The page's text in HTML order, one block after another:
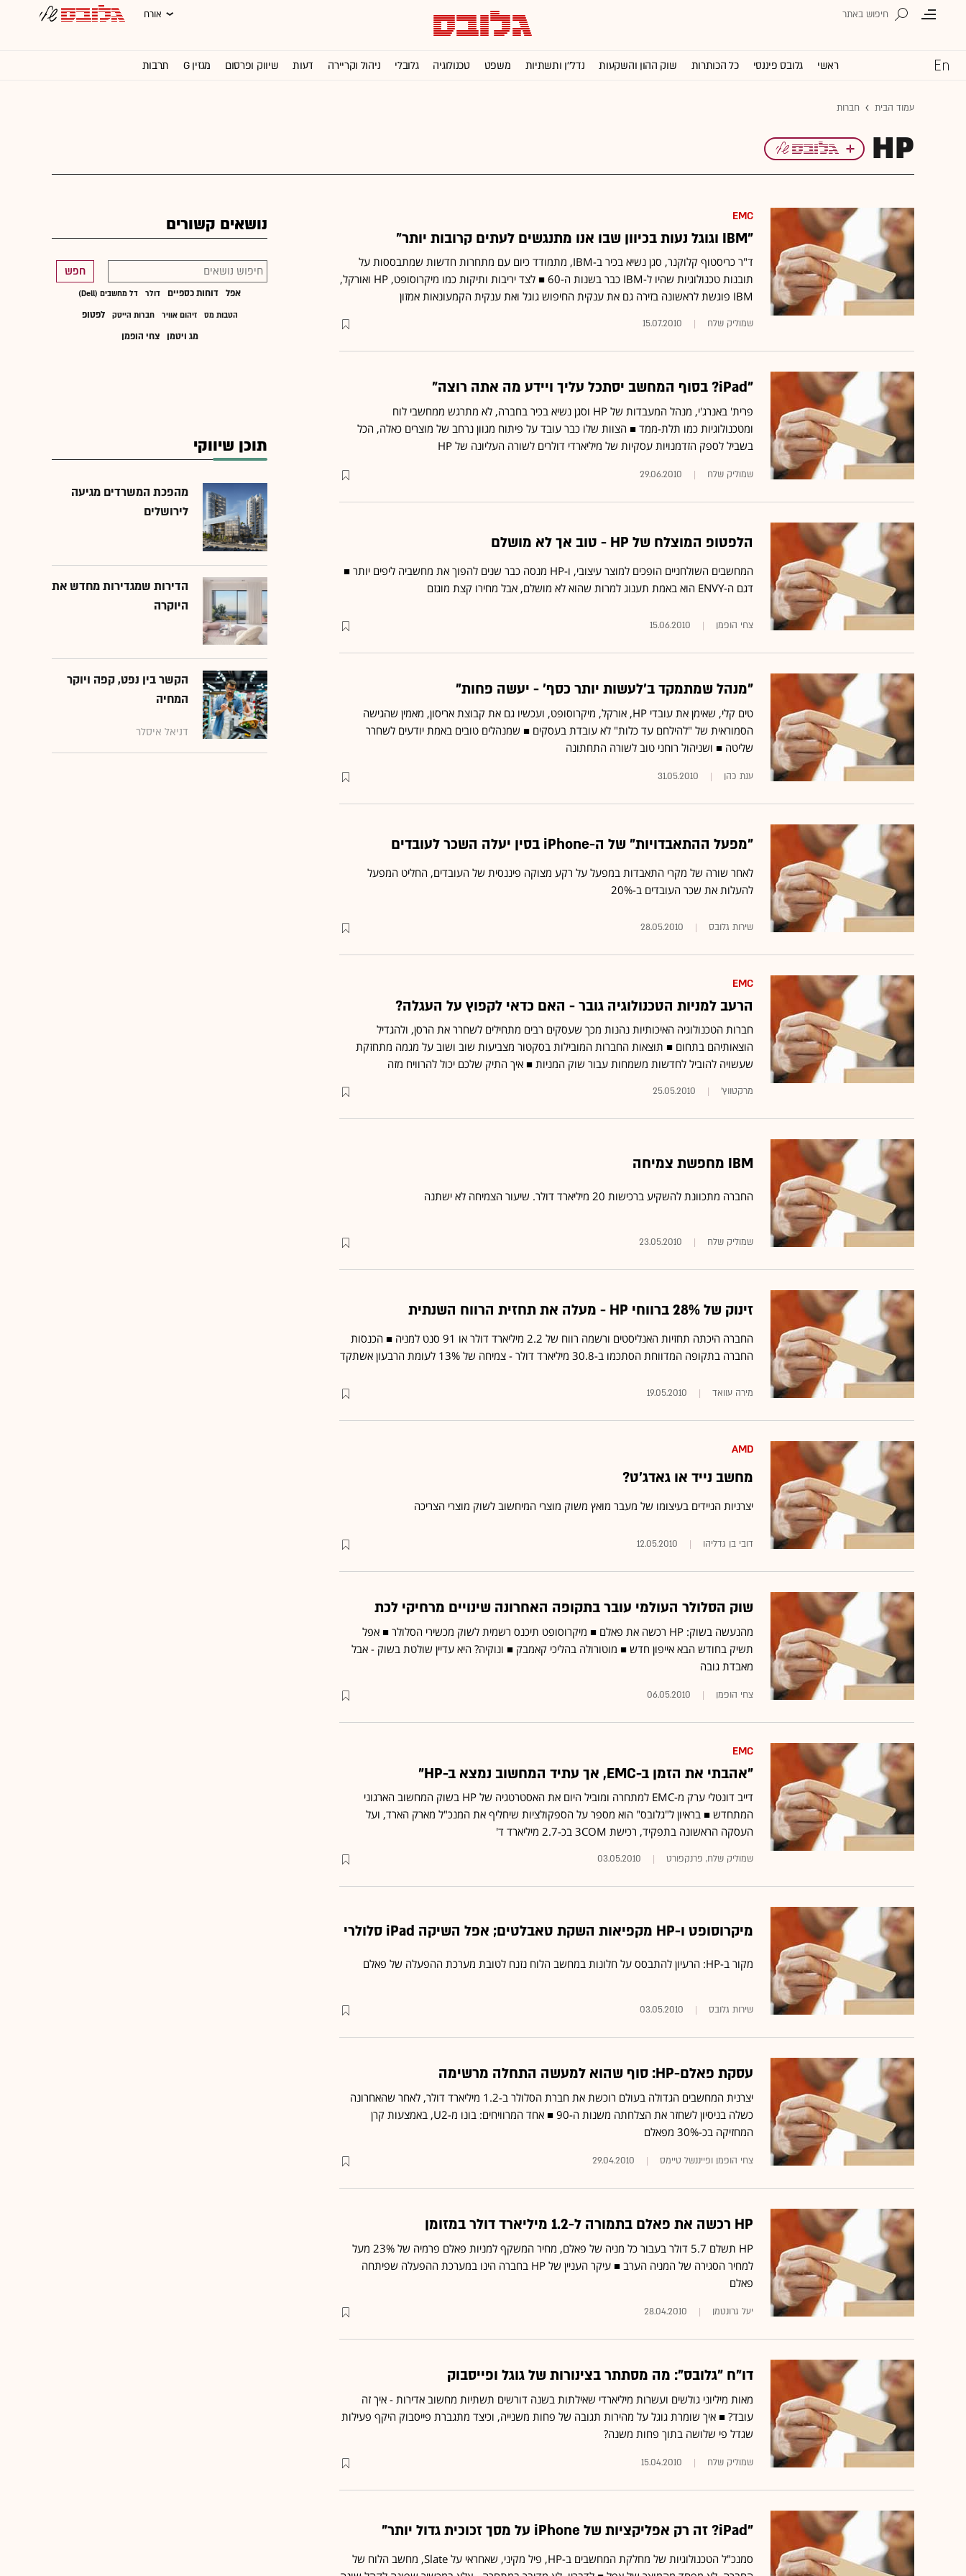
אורח
ראשי גלובס פיננסי כל הכותרות שוק ההון והשקעות נדל''ן ותשתיות משפט טכנולוגיה גלובלי ניהול וקריירה דעות שיווק ופרסום מגזין G תרבות
עמוד הבית חברות
HP
EMC
"IBM וגוגל נעות בכיוון שבו אנו מתנגשים לעתים קרובות יותר"
ד"ר כריסטוף קלוקנר, סגן נשיא בכיר ב-IBM, מתמודד כיום עם מתחרות חדשות שמתבססות על
תובנות טכנולוגיות שהיו ל-IBM כבר בשנות ה-60 ■ לצד יריבות ותיקות כמו מיקרוסופט, HP ואורקל,
IBM פוגשת לראשונה בזירה גם את ענקית החיפוש גוגל ואת ענקית הקמעונאות אמזון
שמוליק שלח 15.07.2010
"iPad? בסוף המחשב יסתכל עליך ויידע מה אתה רוצה"
פרית' באנרג'י, מנהל המעבדות של HP וסגן נשיא בכיר בחברה, לא מתרגש ממחשבי לוח
ומטכנולוגיות כמו תלת-ממד ■ הצוות שלו כבר עובד על פיתוח מגוון נרחב של מוצרים כאלה, הכל
בשביל לספק הזדמנויות עסקיות של מיליארדי דולרים לשורה העליונה של HP
שמוליק שלח 29.06.2010
הלפטופ המוצלח של HP - טוב אך לא מושלם
המחשבים השולחניים הופכים למוצר עיצובי, ו-HP מנסה כבר שנים להפוך את מחשביה ליפים יותר ■
דגם ה-ENVY הוא באמת תענוג למרות שהוא לא מושלם, אבל מחירו קצת מוגזם
צחי הופמן 15.06.2010
"מנהל שמתמקד ב'לעשות יותר כסף' - יעשה פחות"
טים קלי, שאימן את עובדי HP, אורקל, מיקרוסופט, ועכשיו גם את קבוצת אריסון, מאמין שהגישה
הסמוראית של "להילחם עד כלות" לא עובדת בעסקים ■ שמנהלים טובים באמת יודעים לשחרר
שליטה ■ ושניהול רוחני טוב לשורה התחתונה
ענת כהן 31.05.2010
"מפעל ההתאבדויות" של ה-iPhone בסין יעלה השכר לעובדים
לאחר שורה של מקרי התאבדות במפעל על רקע מצוקה פיננסית של העובדים, החליט המפעל
להעלות את שכר העובדים ב-20%
שירות גלובס 28.05.2010
EMC
הרעב למניות הטכנולוגיה גובר - האם כדאי לקפוץ על העגלה?
חברות הטכנולוגיה האיכותיות נהנות מכך שעסקים רבים מתחילים לשחרר את הרסן, ולהגדיל
הוצאותיהם בתחום ■ תוצאות החברות המובילות בסקטור מצביעות שוב ושוב על מגמה מתחזקת
שעשויה להוביל לחדשות משמחות עבור שוק המניות ■ איך התיק שלכם יכול להרוויח מזה
מרקטווץ' 25.05.2010
IBM מחפשת צמיחה
החברה מתכוונת להשקיע ברכישות 20 מיליארד דולר. שיעור הצמיחה לא ישתנה
שמוליק שלח 23.05.2010
זינוק של 28% ברווחי HP - מעלה את תחזית הרווח השנתית
החברה היכתה תחזיות האנליסטים ורשמה רווח של 2.2 מיליארד דולר או 91 סנט למניה ■ הכנסות
החברה בתקופה המדווחת הסתכמו ב-30.8 מיליארד דולר - צמיחה של 13% לעומת הרבעון אשתקד
מירה עוואד 19.05.2010
AMD
מחשב נייד או גאדג'ט?
יצרניות הניידים בעיצומו של מעבר מואץ משוק מוצרי המיחשוב לשוק מוצרי הצריכה
דובי בן גדליהו 12.05.2010
שוק הסלולר העולמי עובר בתקופה האחרונה שינויים מרחיקי לכת
מהנעשה בשוק: HP רכשה את פאלם ■ מיקרוסופט תיכנס רשמית לשוק מכשירי הסלולר ■ אפל
תשיק בחודש הבא אייפון חדש ■ מוטורולה בהליכי קאמבק ■ ונוקיה? היא עדיין שולטת בשוק - אבל
מאבדת גובה
צחי הופמן 06.05.2010
EMC
"אהבתי את הזמן ב-EMC, אך עתיד המחשוב נמצא ב-HP"
דייב דונטלי ערק מ-EMC למתחרה ומוביל היום את האסטרטגיה של HP בשוק המחשוב הארגוני
המתחדש ■ בראיון ל"גלובס" הוא מספר על הספקולציות שיחליף את המנכ"ל מארק הארד, ועל
העסקה הראשונה בתפקיד, רכישת 3COM בכ-2.7 מיליארד ד'
שמוליק שלח, פרנקפורט 03.05.2010
מיקרוסופט ו-HP מקפיאות השקת טאבלטים; אפל השיקה iPad סלולרי
מקור ב-HP: הרעיון להתבסס על חלונות במחשב הלוח נזנח לטובת מערכת ההפעלה של פאלם
שירות גלובס 03.05.2010
עסקת פאלם-HP: סוף שהוא למעשה התחלה מרשימה
יצרנית המחשבים הגדולה בעולם רוכשת את חברת הסלולר ב-1.2 מיליארד דולר, לאחר שהאחרונה
כשלה בניסיון לשחזר את הצלחתה משנות ה-90 ■ אחד המרוויחים: בונו מ-U2, באמצעות קרן
המחזיקה בכ-30% מפאלם
צחי הופמן ופייננשל טיימס 29.04.2010
HP רכשה את פאלם בתמורה ל-1.2 מיליארד דולר במזומן
HP תשלם 5.7 דולר בעבור כל מניה של פאלם, מחיר המשקף למניות פאלם פרמיה של 23% מעל
למחיר הסגירה של המניה הערב ■ עיקר העניין של HP בחברה הינו במערכת ההפעלה שפיתחה
פאלם
יעל גרונטמן 28.04.2010
דו"ח "גלובס": מה מסתתר בצינורות של גוגל ופייסבוק
מאות מיליוני גולשים ועשרות מיליארדי שאילתות בשנה דורשים תשתיות מחשוב אדירות - איך זה
עובד? ■ איך שומרת גוגל על מהירות תגובה של פחות משנייה, וכיצד מתגברת פייסבוק היקף פעילות
שגדל פי שלושה בתוך פחות משנה?
שמוליק שלח 15.04.2010
"iPad? זה רק אפליקציות של iPhone על מסך זכוכית גדול יותר"
סמנכ"ל הטכנולוגיות של מחלקת המחשבים ב-HP, פיל מקיני, שאחראי על Slate, מחשב הלוח של
נושאים קשורים
חפש
אפל דוחות כספיים דולר דל מחשבים (Dell)
הטבות מס זיהום אוויר חברות הייטק
לפטופ
מג ויטמן
צחי הופמן
תוכן שיווקי
מהפכת המשרדים מגיעה
לירושלים
הדירות שמגדירות מחדש את
היוקרה
הקשר בין נפט, קפה ויוקר
המחיה
דניאל איסלר